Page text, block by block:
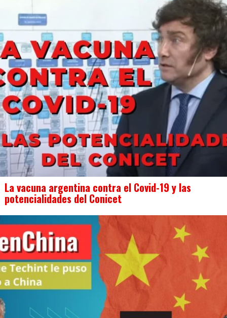
La vacuna argentina contra el Covid-19 y las
potencialidades del Conicet